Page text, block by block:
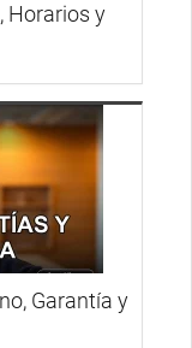
Horarios y
Garantía y